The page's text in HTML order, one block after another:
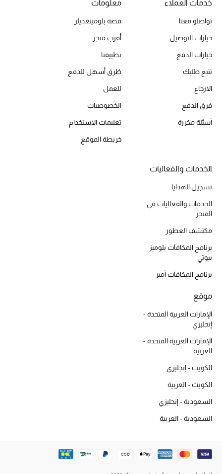
خدمات العملاء
تواصلو معنا
خيارات التوصيل
خيارات الدفع
تتبع طلبك
الارجاع
فرق الدفع
أسئلة مكررة
معلومات
قصة بلومينغديلز
أقرب متجر
تطبيقنا
طُرق أسهل للدفع
للعمل
الخصوصيات
تعليمات الاستخدام
خريطة الموقع
الخدمات والفعاليات
تسجيل الهدايا
الخدمات والفعاليات في
المتجر
مكتشف العطور
برنامج المكافآت بلوميز
بيوتي
برنامج المكافآت أمبر
موقع
الإمارات العربية المتحدة -
إنجليزي
الإمارات العربية المتحدة -
العربية
الكويت - إنجليزي
الكويت - العربية
السعودية - إنجليزي
السعودية - العربية